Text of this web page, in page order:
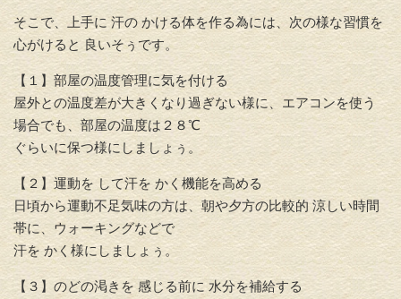
そこで、上手に 汗の かける体を作る為には、次の様な習慣を
心がけると 良いそぅです。
【１】部屋の温度管理に気を付ける
屋外との温度差が大きくなり過ぎない様に、エアコンを使う
場合でも、部屋の温度は２８℃
ぐらいに保つ様にしましょぅ。
【２】運動を して汗を かく機能を高める
日頃から運動不足気味の方は、朝や夕方の比較的 涼しい時間
帯に、ウォーキングなどで
汗を かく様にしましょぅ。
【３】のどの渇きを 感じる前に 水分を補給する